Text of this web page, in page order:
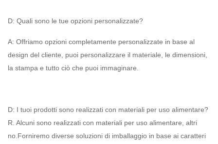
D: Quali sono le tue opzioni personalizzate?
A: Offriamo opzioni completamente personalizzate in base al
design del cliente, puoi personalizzare il materiale, le dimensioni,
la stampa e tutto ciò che puoi immaginare.
D: I tuoi prodotti sono realizzati con materiali per uso alimentare?
R. Alcuni sono realizzati con materiali per uso alimentare, altri
no.Forniremo diverse soluzioni di imballaggio in base ai caratteri